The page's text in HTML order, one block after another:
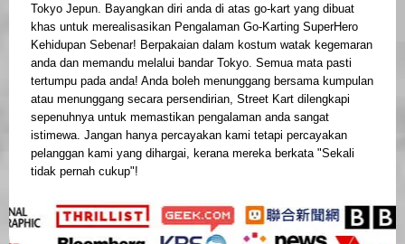
Tokyo Jepun. Bayangkan diri anda di atas go-kart yang dibuat
khas untuk merealisasikan Pengalaman Go-Karting SuperHero
Kehidupan Sebenar! Berpakaian dalam kostum watak kegemaran
anda dan memandu melalui bandar Tokyo. Semua mata pasti
tertumpu pada anda! Anda boleh menunggang bersama kumpulan
atau menunggang secara persendirian, Street Kart dilengkapi
sepenuhnya untuk memastikan pengalaman anda sangat
istimewa. Jangan hanya percayakan kami tetapi percayakan
pelanggan kami yang dihargai, kerana mereka berkata "Sekali
tidak pernah cukup"!